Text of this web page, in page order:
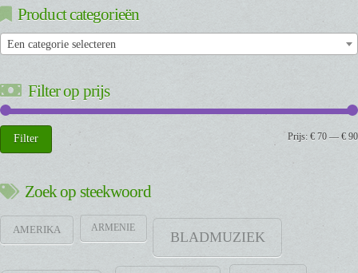
productpagina
Product categorieën
Een categorie selecteren
Filter op prijs
Min.
prijs
Max.
prijs
Filter Prijs: € 70 — € 90
Zoek op steekwoord
AMERIKA ARMENIE
BLADMUZIEK